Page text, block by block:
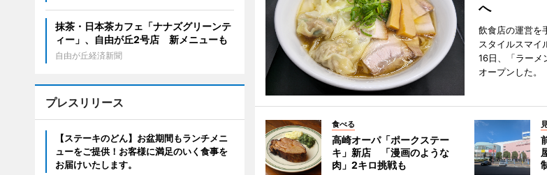
へ
飲食店の運営を
スタイルスマイ
16日、「ラーメ
オープンした。
食べる
高崎オーパ「ポークステー
キ」新店 「漫画のような
肉」2キロ挑戦も
抹茶・日本茶カフェ「ナナズグリーンテ
ィー」、自由が丘2号店 新メニューも
自由が丘経済新聞
プレスリリース
【ステーキのどん】お盆期間もランチメニ
ューをご提供！お客様に満足のいく食事を
お届けいたします。